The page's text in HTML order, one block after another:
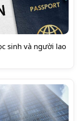
sinh và người lao